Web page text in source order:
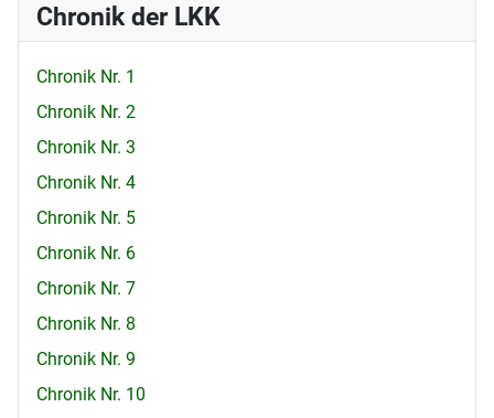
Chronik der LKK
Chronik Nr. 1
Chronik Nr. 2
Chronik Nr. 3
Chronik Nr. 4
Chronik Nr. 5
Chronik Nr. 6
Chronik Nr. 7
Chronik Nr. 8
Chronik Nr. 9
Chronik Nr. 10